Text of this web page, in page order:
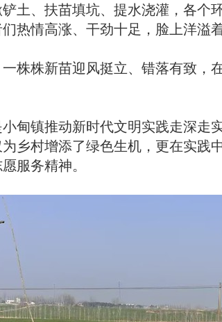
土、扶苗填坑、提水浇灌，各个
热情高涨、干劲十足，脸上洋溢
株株新苗迎风挺立、错落有致，
甸镇推动新时代文明实践走深走
乡村增添了绿色生机，更在实践
服务精神。